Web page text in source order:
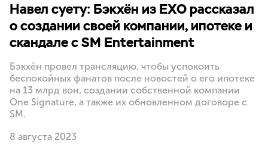
Навел суету: Бэкхён из EXO рассказал
о создании своей компании, ипотеке и
скандале с SM Entertainment
Бэкхён провел трансляцию, чтобы успокоить
беспокойных фанатов после новостей о его ипотеке
на 13 млрд вон, создании собственной компании
One Signature, а также их обновленном договоре с
SM.
8 августа 2023